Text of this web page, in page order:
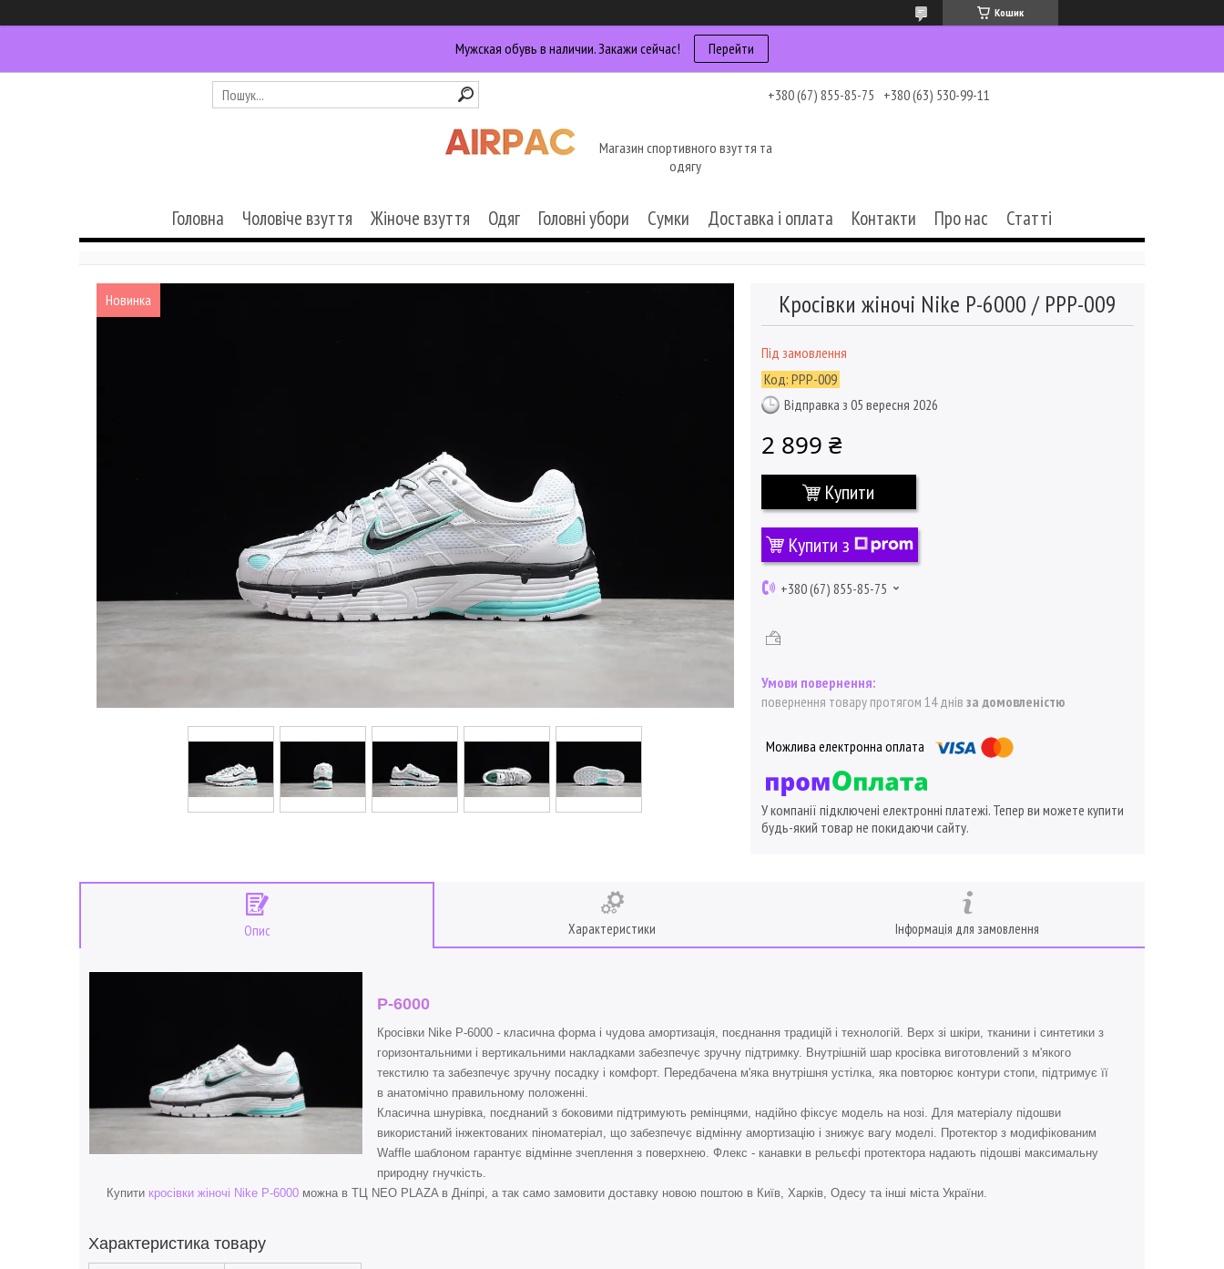
Кошик
Мужская обувь в наличии. Закажи сейчас! Перейти
+380 (67) 855-85-75 +380 (63) 530-99-11
Магазин спортивного взуття та
одягу
Головна Чоловіче взуття Жіноче взуття Одяг Головні убори Сумки Доставка і оплата Контакти Про нас Статті
Новинка Кросівки жіночі Nike P-6000 / PPP-009
Під замовлення
Код: PPP-009
Відправка з 05 вересня 2026
2 899 ₴
Купити
Купити з
+380 (67) 855-85-75
повернення товару протягом 14 днів за домовленістю
У компанії підключені електронні платежі. Тепер ви можете купити
будь-який товар не покидаючи сайту.
Опис Характеристики Інформація для замовлення
P-6000
Кросівки Nike P-6000 - класична форма і чудова амортизація, поєднання традицій і технологій. Верх зі шкіри, тканини і синтетики з
горизонтальними і вертикальними накладками забезпечує зручну підтримку. Внутрішній шар кросівка виготовлений з м'якого
текстилю та забезпечує зручну посадку і комфорт. Передбачена м'яка внутрішня устілка, яка повторює контури стопи, підтримує її
в анатомічно правильному положенні.
Класична шнурівка, поєднаний з боковими підтримують ремінцями, надійно фіксує модель на нозі. Для матеріалу підошви
використаний інжектованих піноматеріал, що забезпечує відмінну амортизацію і знижує вагу моделі. Протектор з модифікованим
Waffle шаблоном гарантує відмінне зчеплення з поверхнею. Флекс - канавки в рельєфі протектора надають підошві максимальну
природну гнучкість.
Купити кросівки жіночі Nike P-6000 можна в ТЦ NEO PLAZA в Дніпрі, а так само замовити доставку новою поштою в Київ, Харків, Одесу та інші міста України.
Характеристика товару